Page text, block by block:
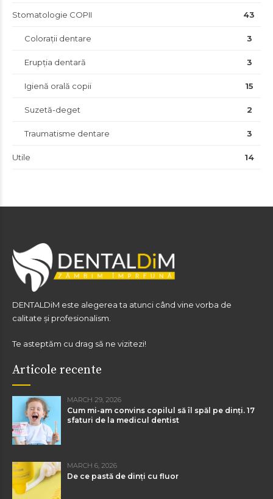
Stomatologie COPII 43
Colorații dentare 3
Erupția dentară 3
Igienă orală copii 15
Suzetă-deget 2
Traumatisme dentare 3
Utile 14
DENTALDiM este alegerea ta atunci când vine vorba de
calitate și profesionalism.
Te asteptăm cu drag să ne vizitezi!
Articole recente
MARCH 29, 2026
Cum mi-am convins copilul să îl spăl pe dinți. 17
sfaturi de la medicul dentist
MARCH 6, 2026
De ce pastă de dinți cu fluor